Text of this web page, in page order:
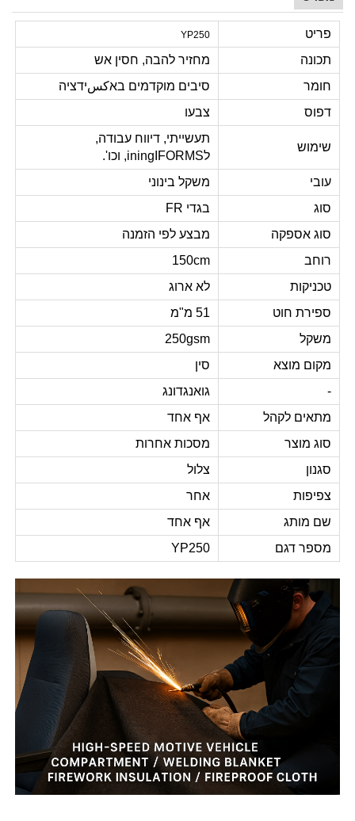
פריט YP250
תכונה
מחזיר להבה, חסין אש
חומר
סיבים מוקדמים באكسידציה
דפוס
צבעו
שימוש
תעשייתי, דיווח עבודה,
לiningIFORMS, וכו'.
עובי
משקל בינוני
סוג
בגדי FR
סוג אספקה
מבצע לפי הזמנה
רוחב
150cm
טכניקות
לא ארוג
ספירת חוט
51 מ"מ
משקל
250gsm
מקום מוצא
סין
-
גואנגדונג
מתאים לקהל
אף אחד
סוג מוצר
מסכות אחרות
סגנון
צלול
צפיפות
אחר
שם מותג
אף אחד
מספר דגם
YP250